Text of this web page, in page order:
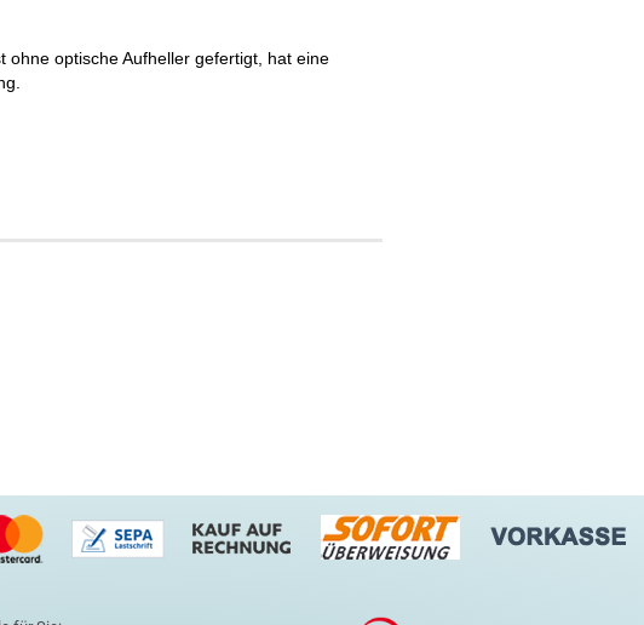
ohne optische Aufheller gefertigt, hat eine